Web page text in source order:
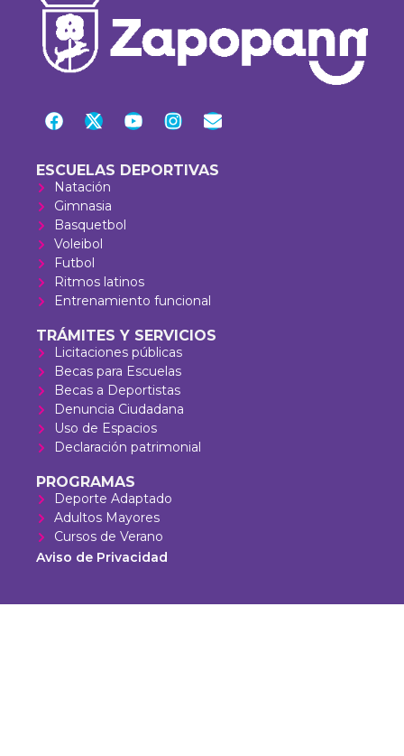
ESCUELAS DEPORTIVAS
Natación
Gimnasia
Basquetbol
Voleibol
Futbol
Ritmos latinos
Entrenamiento funcional
TRÁMITES Y SERVICIOS
Licitaciones públicas
Becas para Escuelas
Becas a Deportistas
Denuncia Ciudadana
Uso de Espacios
Declaración patrimonial
PROGRAMAS
Deporte Adaptado
Adultos Mayores
Cursos de Verano
Aviso de Privacidad